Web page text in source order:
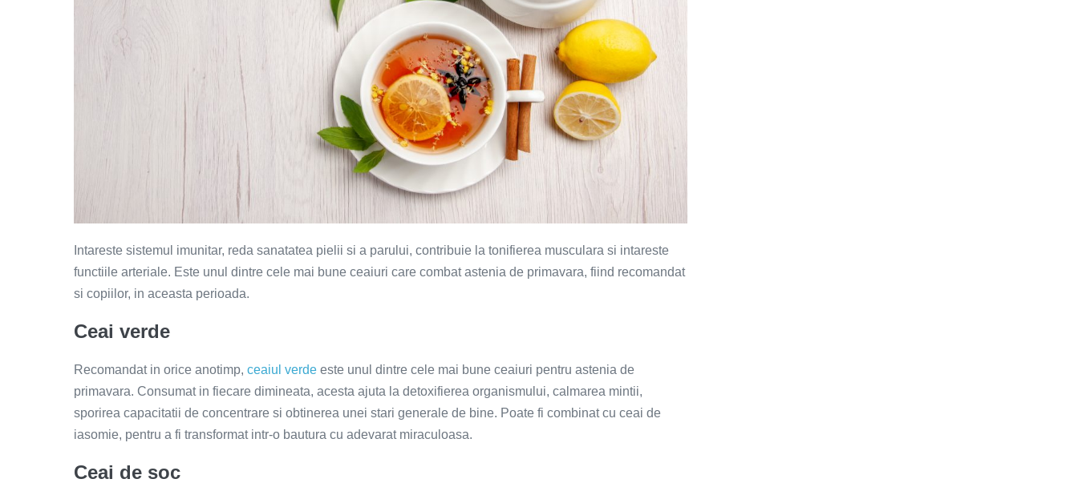
Intareste sistemul imunitar, reda sanatatea pielii si a parului, contribuie la tonifierea musculara si intareste
functiile arteriale. Este unul dintre cele mai bune ceaiuri care combat astenia de primavara, fiind recomandat
si copiilor, in aceasta perioada.
Ceai verde
Recomandat in orice anotimp, ceaiul verde este unul dintre cele mai bune ceaiuri pentru astenia de
primavara. Consumat in fiecare dimineata, acesta ajuta la detoxifierea organismului, calmarea mintii,
sporirea capacitatii de concentrare si obtinerea unei stari generale de bine. Poate fi combinat cu ceai de
iasomie, pentru a fi transformat intr-o bautura cu adevarat miraculoasa.
Ceai de soc